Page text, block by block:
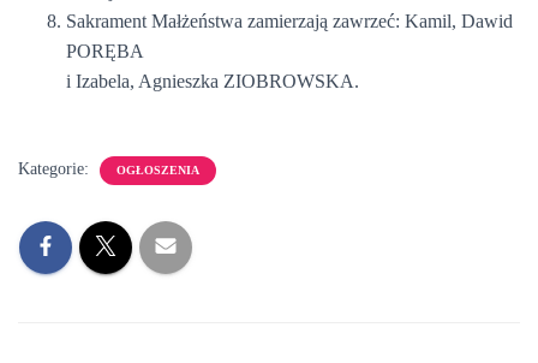
Sakrament Małżeństwa zamierzają zawrzeć: Kamil, Dawid
PORĘBA
i Izabela, Agnieszka ZIOBROWSKA.
Kategorie: OGŁOSZENIA